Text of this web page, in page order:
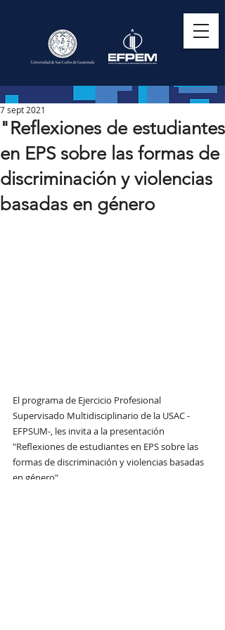
"Reflexiones de estudiantes
en EPS sobre las formas de
discriminación y violencias
basadas en género
7 sept 2021
El programa de Ejercicio Profesional
Supervisado Multidisciplinario de la USAC -
EFPSUM-, les invita a la presentación
"Reflexiones de estudiantes en EPS sobre las
formas de discriminación y violencias basadas
en género".